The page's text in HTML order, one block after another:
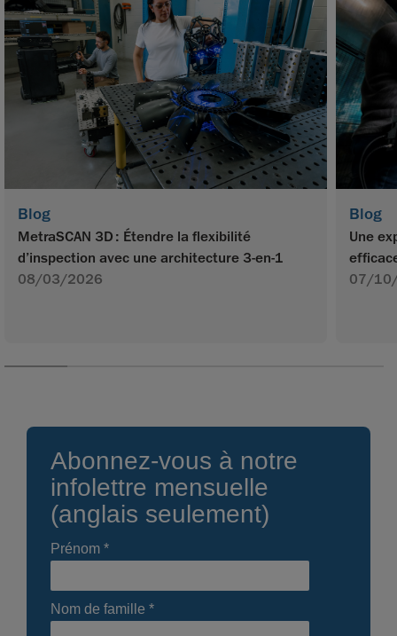
Blog
MetraSCAN 3D : Étendre la flexibilité
d’inspection avec une architecture 3-en-1
08/03/2026
Blog
Une
07/